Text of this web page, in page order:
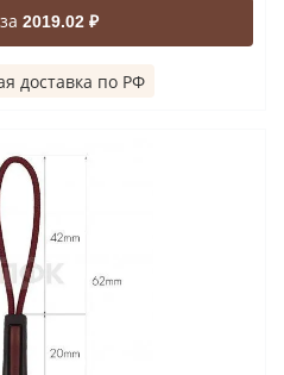
2019.02 ₽
доставка по РФ